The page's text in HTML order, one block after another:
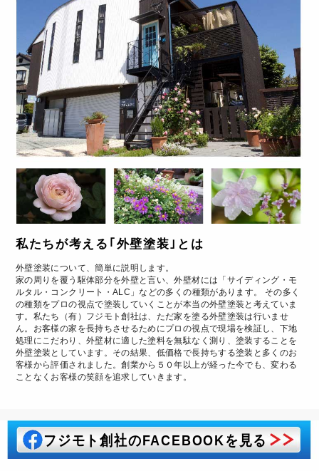
私たちが考える｢外壁塗装｣とは
外壁塗装について、簡単に説明します。
家の周りを覆う駆体部分を外壁と言い、外壁材には「サイディング・モ
ルタル・コンクリート・ALC」などの多くの種類があります。 その多く
の種類をプロの視点で塗装していくことが本当の外壁塗装と考えていま
す。私たち（有）フジモト創社は、ただ家を塗る外壁塗装は行いませ
ん。お客様の家を長持ちさせるためにプロの視点で現場を検証し、下地
処理にこだわり、外壁材に適した塗料を無駄なく測り、塗装することを
外壁塗装としています。その結果、低価格で長持ちする塗装と多くのお
客様から評価されました。創業から５０年以上が経った今でも、変わる
ことなくお客様の笑顔を追求していきます。
フジモト創社のFACEBOOKを見る